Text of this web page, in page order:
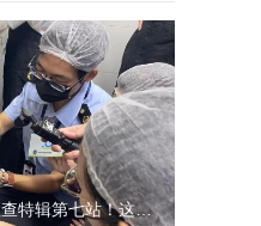
家承诺退费未履行
预付式消费退款难 深圳市消委会公开谴责力美健华联店
恼”该怎么办？
2021年深圳市消费投诉分析报告出炉 教育培训投诉量增长
星期三查餐厅｜八大菜系检查特辑第七站！这家米其林一星人气闽菜餐厅后厨干净吗？